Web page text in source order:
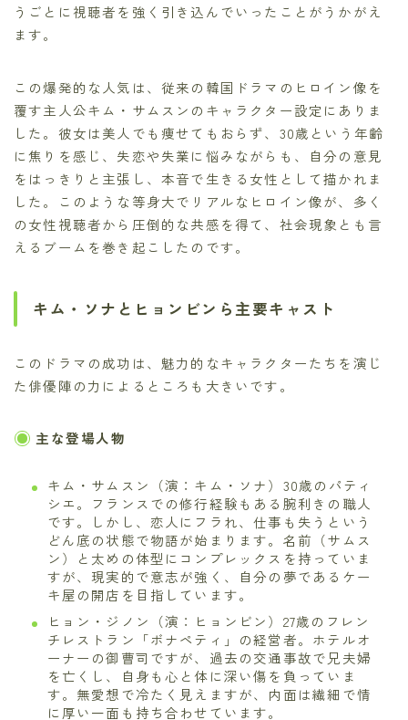
うごとに視聴者を強く引き込んでいったことがうかがえ
ます。
この爆発的な人気は、従来の韓国ドラマのヒロイン像を
覆す主人公キム・サムスンのキャラクター設定にありま
した。彼女は美人でも痩せてもおらず、30歳という年齢
に焦りを感じ、失恋や失業に悩みながらも、自分の意見
をはっきりと主張し、本音で生きる女性として描かれま
した。このような等身大でリアルなヒロイン像が、多く
の女性視聴者から圧倒的な共感を得て、社会現象とも言
えるブームを巻き起こしたのです。
キム・ソナとヒョンビンら主要キャスト
このドラマの成功は、魅力的なキャラクターたちを演じ
た俳優陣の力によるところも大きいです。
主な登場人物
キム・サムスン（演：キム・ソナ）30歳のパティ
シエ。フランスでの修行経験もある腕利きの職人
です。しかし、恋人にフラれ、仕事も失うという
どん底の状態で物語が始まります。名前（サムス
ン）と太めの体型にコンプレックスを持っていま
すが、現実的で意志が強く、自分の夢であるケー
キ屋の開店を目指しています。
ヒョン・ジノン（演：ヒョンビン）27歳のフレン
チレストラン「ボナペティ」の経営者。ホテルオ
ーナーの御曹司ですが、過去の交通事故で兄夫婦
を亡くし、自身も心と体に深い傷を負っていま
す。無愛想で冷たく見えますが、内面は繊細で情
に厚い一面も持ち合わせています。